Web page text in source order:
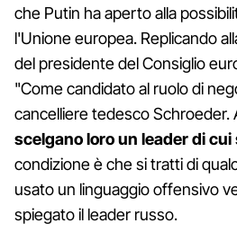
che Putin ha aperto alla
l'Unione europea. Replicando
del presidente del Consiglio
"Come candidato al ruolo di
cancelliere tedesco Schroeder.
scelgano loro un leader di cui
condizione è che si tratti di
usato un linguaggio offensivo
spiegato il leader russo.